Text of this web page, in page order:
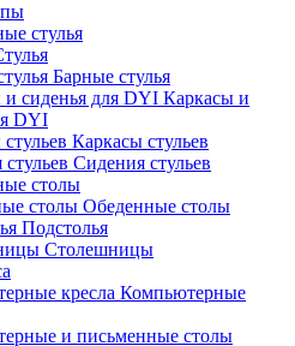
стулья
Барные стулья
Каркасы и
DYI
Каркасы стульев
Сидения стульев
столы
Обеденные столы
Подстолья
Столешницы
Компьютерные